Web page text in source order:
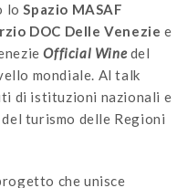
loSpazio MASAF
DOC Delle Venezie e
Official Winedel
mondiale. Al talk
di istituzioni nazionali e
turismo delle Regioni
che unisce